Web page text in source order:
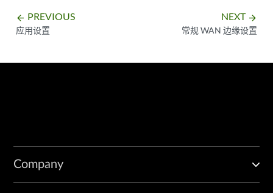
arrow_backward PREVIOUS
应用设置
NEXT arrow_forward
常规 WAN 边缘设置
Company